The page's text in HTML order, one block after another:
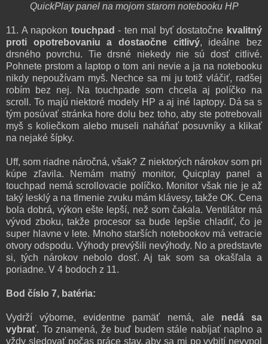
QuickPlay panel na mojom starom notebooku HP
11. A napokon touchpad - ten mal byť dostatočne kvalitný
proti opotrebovaniu a dostaočne citlivý, ideálne bez
drsného povrchu. Tie drsné niekedy nie sú dosť citlivé.
Pohnete prstom a laptop o tom ani nevie a ja na notebooku
nikdy nepoužívam myš. Nechce sa mi ju totiž vláčiť, radšej
robím bez nej. Na touchpade som chcela aj políčko na
scroll. To majú niektoré modely HP a aj iné laptopy. Dá sa s
tým posúvať stránka hore dolu bez toho, aby ste potrebovali
myš s koliečkom alebo museli naháňať posuvníky a klikať
na nejaké šípky.
Uff, som riadne náročná, však? Z niektorých nárokov som pri
kúpe zľavila. Nemám matný monitor, Quicplay panel a
touchpad nemá scrollovacie políčko. Monitor však nie je až
taký lesklý a na tlmenie zvuku mám klávesy, takže OK. Cena
bola dobrá, výkon ešte lepší, než som čakala. Ventilátor má
vývod zboku, takže procesor sa bude lepšie chladiť, čo je
super hlavne v lete. Mnoho starších notebookov má vetracie
otvory odspodu. Výhody prevýšili nevýhody. No a predstavte
si, tých nárokov nebolo dosť. Aj tak som sa okašľala a
poriadne. V 4 bodoch z 11.
Bod číslo 7, batéria:
Vydrží výborne, evidentne pamäť nemá, ale nedá sa
vybrať. To znamená, že buď budem stále nabíjať naplno a
vždy sledovať počas práce stav, aby sa mi po vybití nevypol